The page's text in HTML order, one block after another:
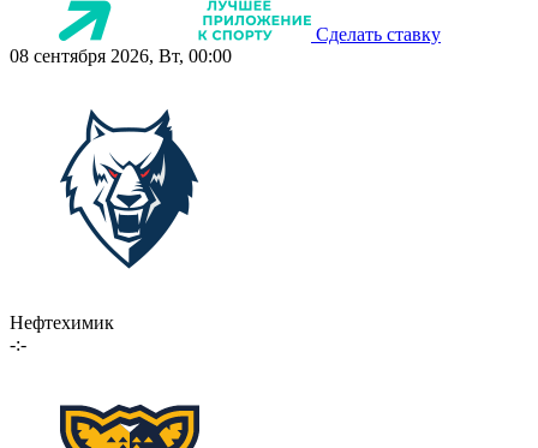
Сделать ставку
08 сентября 2026, Вт, 00:00
Нефтехимик
-:-